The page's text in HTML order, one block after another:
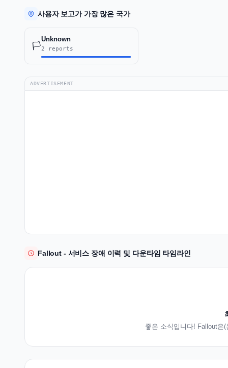
사용자 보고가 가장 많은 국가
🏳️
Unknown
2 reports
ADVERTISEMENT
Fallout - 서비스 장애 이력 및 다운타임 타임라인
좋은 소식입니다! Fallout은